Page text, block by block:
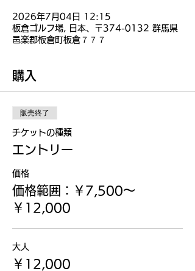
2026年7月04日 12:15
板倉ゴルフ場, 日本、〒374-0132 群馬県
邑楽郡板倉町板倉７７７
購入
販売終了
チケットの種類
エントリー
価格
価格範囲：￥7,500〜
￥12,000
大人
￥12,000